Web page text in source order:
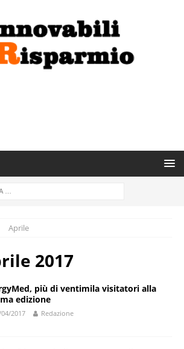
Aprile
2017
più di ventimila visitatori alla
edizione
2017 Redazione